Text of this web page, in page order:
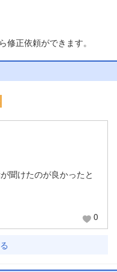
修正依頼ができます。
聞けたのが良かったと
0